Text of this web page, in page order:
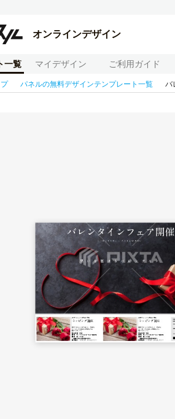
オンラインデザイン
一覧 マイデザイン ご利用ガイド
パネルの無料デザインテンプレート一覧 バ